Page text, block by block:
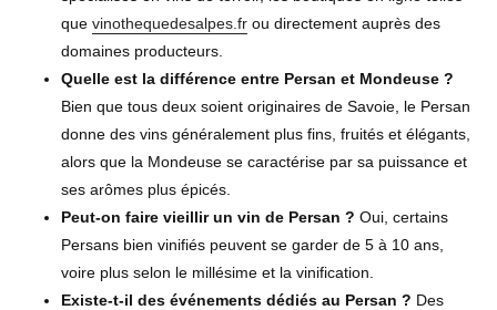
que vinothequedesalpes.fr ou directement auprès des
domaines producteurs.
Quelle est la différence entre Persan et Mondeuse ?
Bien que tous deux soient originaires de Savoie, le Persan
donne des vins généralement plus fins, fruités et élégants,
alors que la Mondeuse se caractérise par sa puissance et
ses arômes plus épicés.
Peut-on faire vieillir un vin de Persan ? Oui, certains
Persans bien vinifiés peuvent se garder de 5 à 10 ans,
voire plus selon le millésime et la vinification.
Existe-t-il des événements dédiés au Persan ? Des